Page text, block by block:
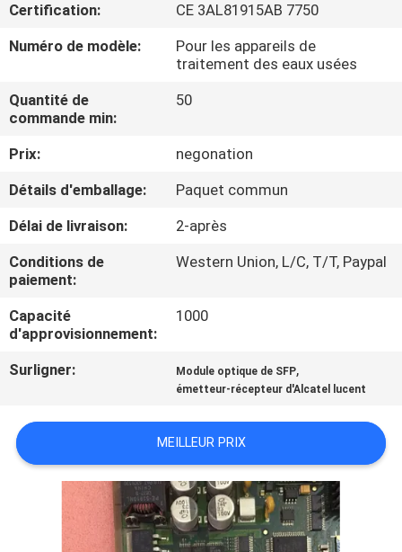
À
PROPOS
DE
NOUS
DE
L'USINE
CONTRÔLE
DE
QUALITÉ
NOUS
CONTACTER
NOUVELLES
Certification:
CE 3AL81915AB 7750
Numéro de modèle:
Pour les appareils de
traitement des eaux usées
Quantité de
commande min:
50
Prix:
negonation
Détails d'emballage:
Paquet commun
Délai de livraison:
2-après
Conditions de
paiement:
Western Union, L/C, T/T, Paypal
Capacité
d'approvisionnement:
1000
Surligner: Module optique de SFP,
émetteur-récepteur d'Alcatel lucent
MEILLEUR PRIX